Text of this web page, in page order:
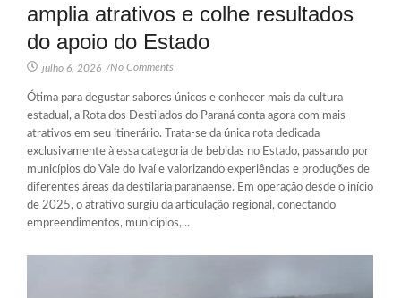
amplia atrativos e colhe resultados
do apoio do Estado
julho 6, 2026 /No Comments
Ótima para degustar sabores únicos e conhecer mais da cultura
estadual, a Rota dos Destilados do Paraná conta agora com mais
atrativos em seu itinerário. Trata-se da única rota dedicada
exclusivamente à essa categoria de bebidas no Estado, passando por
municípios do Vale do Ivaí e valorizando experiências e produções de
diferentes áreas da destilaria paranaense. Em operação desde o início
de 2025, o atrativo surgiu da articulação regional, conectando
empreendimentos, municípios,...